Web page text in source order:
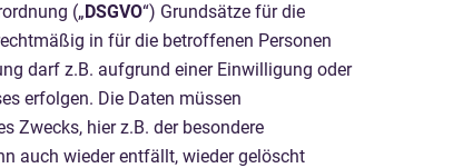
(„DSGVO“) Grundsätze für die
in für die betroffenen Personen
darf z.B. aufgrund einer Einwilligung oder
erfolgen. Die Daten müssen
Zwecks, hier z.B. der besondere
auch wieder entfällt, wieder gelöscht